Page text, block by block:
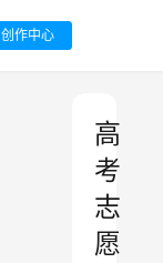
创作中心
高
考
志
愿